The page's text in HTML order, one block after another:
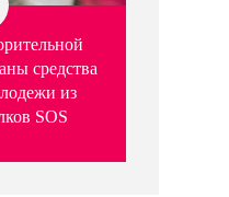
средства
из
SOS